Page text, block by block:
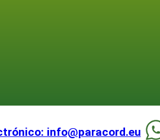
info@paracord.eu